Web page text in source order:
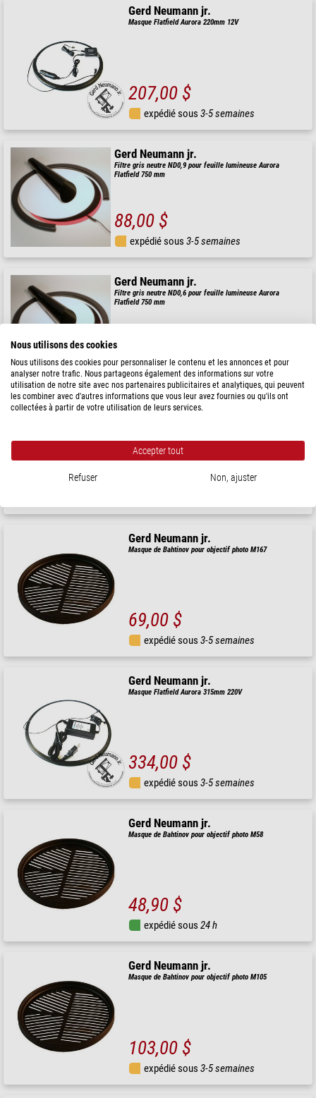
Gerd Neumann jr.
Masque Flatfield Aurora 220mm 12V
207,00 $
expédié sous3-5 semaines
Gerd Neumann jr.
Filtre gris neutre ND0,9 pour feuille lumineuse Aurora
Flatfield 750 mm
88,00 $
expédié sous 3-5 semaines
Gerd Neumann jr.
Filtre gris neutre ND0,6 pour feuille lumineuse Aurora
Flatfield 750 mm
88,00 $
expédié sous3-5 semaines
Gerd Neumann jr.
Gerd Neumann jr.
Masque de Bahtinov pour objectif photo M167
69,00 $
expédié sous3-5 semaines
Gerd Neumann jr.
Masque Flatfield Aurora 315mm 220V
334,00 $
expédié sous3-5 semaines
Gerd Neumann jr.
Masque de Bahtinov pour objectif photo M58
48,90 $
expédié sous24 h
Gerd Neumann jr.
Masque de Bahtinov pour objectif photo M105
103,00 $
expédié sous3-5 semaines
Nous utilisons des cookies
Nous utilisons des cookies pour personnaliser le contenu et les annonces et pour
analyser notre trafic. Nous partageons également des informations sur votre
utilisation de notre site avec nos partenaires publicitaires et analytiques, qui peuvent
les combiner avec d'autres informations que vous leur avez fournies ou qu'ils ont
collectées à partir de votre utilisation de leurs services.
Accepter tout
Refuser Non, ajuster